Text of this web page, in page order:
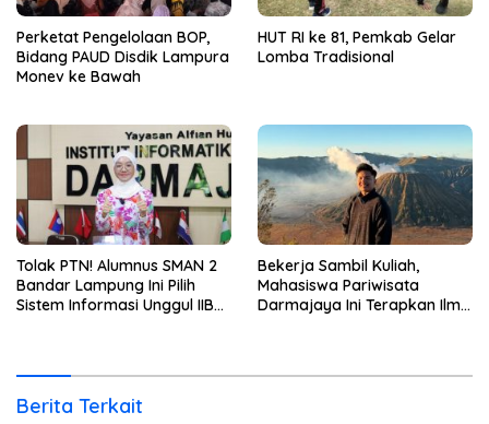
Perketat Pengelolaan BOP,
Bidang PAUD Disdik Lampura
Monev ke Bawah
HUT RI ke 81, Pemkab Gelar
Lomba Tradisional
Tolak PTN! Alumnus SMAN 2
Bandar Lampung Ini Pilih
Sistem Informasi Unggul IIB
Bekerja Sambil Kuliah,
Mahasiswa Pariwisata
Darmajaya Ini Terapkan Ilmu
Berita Terkait